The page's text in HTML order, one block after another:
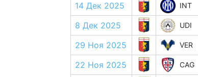
14 Дек 2025
INT
8 Дек 2025 UDI
29 Ноя 2025 VER
22 Ноя 2025
CAG